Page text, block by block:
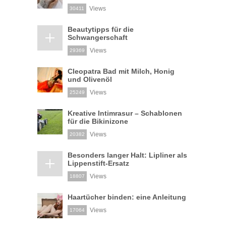
30411 Views
Beautytipps für die
Schwangerschaft
29369 Views
Cleopatra Bad mit Milch, Honig
und Olivenöl
25249 Views
Kreative Intimrasur – Schablonen
für die Bikinizone
20382 Views
Besonders langer Halt: Lipliner als
Lippenstift-Ersatz
18807 Views
Haartücher binden: eine Anleitung
17064 Views